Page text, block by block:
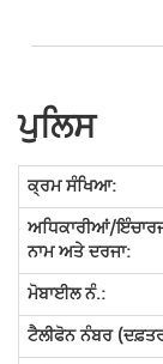
ਪੁਲਿਸ